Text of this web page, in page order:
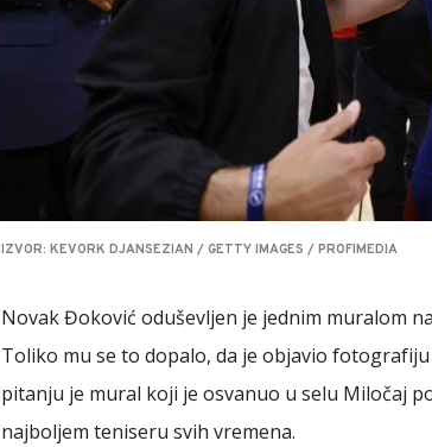
IZVOR: KEVORK DJANSEZIAN / GETTY IMAGES / PROFIMEDIA
Novak Đoković oduševljen je jednim muralom
Toliko mu se to dopalo, da je objavio
pitanju je mural koji je osvanuo u selu Miločaj
najboljem teniseru svih vremena.